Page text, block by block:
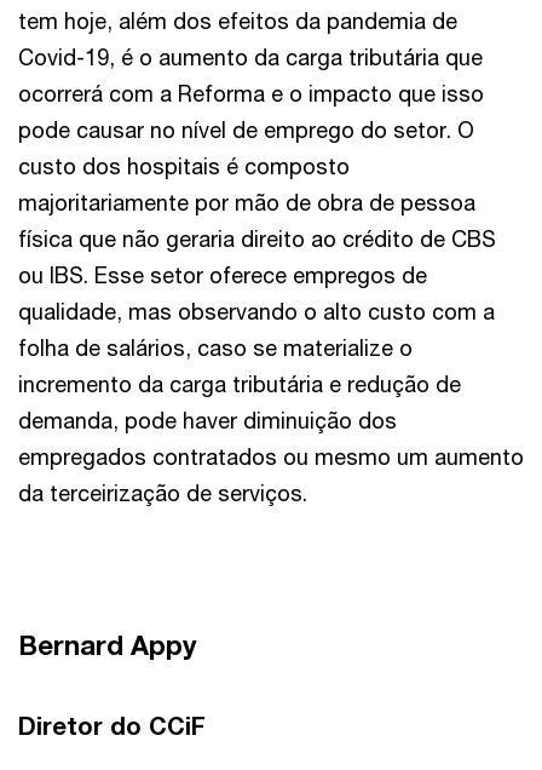
tem hoje, além dos efeitos da pandemia de
Covid-19, é o aumento da carga tributária que
ocorrerá com a Reforma e o impacto que isso
pode causar no nível de emprego do setor. O
custo dos hospitais é composto
majoritariamente por mão de obra de pessoa
física que não geraria direito ao crédito de CBS
ou IBS. Esse setor oferece empregos de
qualidade, mas observando o alto custo com a
folha de salários, caso se materialize o
incremento da carga tributária e redução de
demanda, pode haver diminuição dos
empregados contratados ou mesmo um aumento
da terceirização de serviços.
Bernard Appy
Diretor do CCiF